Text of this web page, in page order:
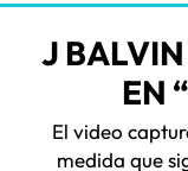
J
EN
El video
medida que